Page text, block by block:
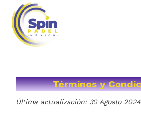
content
Términos y
Última actualización: 30 Agosto 2024